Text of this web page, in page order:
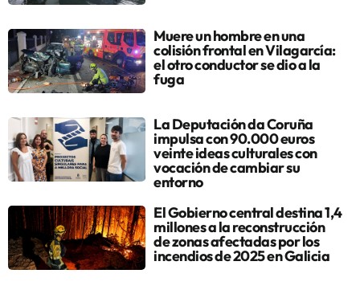
Muere un hombre en una
colisión frontal en Vilagarcía:
el otro conductor se dio a la
fuga
La Deputación da Coruña
impulsa con 90.000 euros
veinte ideas culturales con
vocación de cambiar su
entorno
El Gobierno central destina 1,4
millones a la reconstrucción
de zonas afectadas por los
incendios de 2025 en Galicia